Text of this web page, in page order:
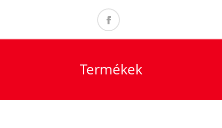
Termékek